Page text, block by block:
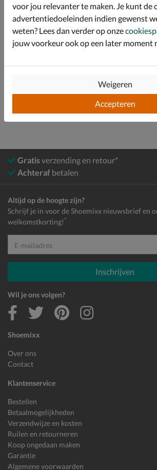
Specificaties
Over Nelson
Bekijk meer
Dames Schoenen Sneakers
Gratisverzending en retour*
Achteraf betalen
Shoemixx
Over ons
Contact
Klantenservice
Bestellen
Betaalmogelijkheden
Verzendwijze en kosten
Ruilen en retourneren
Koop ongedaan maken
Garantie
Algemene voorwaarden
Altijd op de hoogte zijn?
Schrijf je in voor de Shoemixx nieuwsbrief en
welkomstkorting! *
E-mailadres
Inschrijven
Wil je ons volgen?
voor jou relevanter te maken. Je kunt de
advertentiedoeleinden indien gewenst
weten? Lees dan verder op onze
jouw voorkeur ook op een later moment
Accepteren
Weigeren